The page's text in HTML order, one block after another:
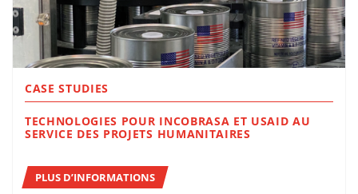
CASE STUDIES
TECHNOLOGIES POUR INCOBRASA ET USAID AU
SERVICE DES PROJETS HUMANITAIRES
PLUS D’INFORMATIONS